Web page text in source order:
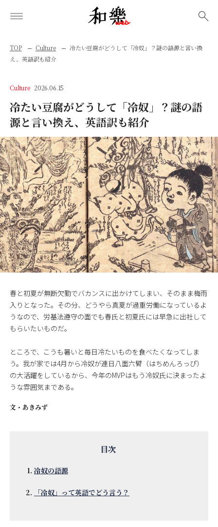
TOP Culture
冷たい豆腐がどうして「冷奴」？謎の語源と言い換
え、英語訳も紹介
Culture 2026.06.15
冷たい豆腐がどうして「冷奴」？謎の語
源と言い換え、英語訳も紹介
春と初夏が無断欠勤でバカンスに出かけてしまい、そのまま梅雨
入りとなった。その分、どうやら真夏が過重労働になっているよ
うなので、労基法遵守の面でも春氏と初夏氏には早急に出社して
もらいたいものだ。
ところで、こうも暑いと毎日冷たいものを食べたくなってしま
う。我が家では4月から冷奴が連日八面六臂（はちめんろっぴ）
の大活躍をしているから、今年のMVPはもう冷奴氏に決まったよ
うな雰囲気まである。
文・ あきみず
冷奴の語源
「冷奴」って英語でどう言う？